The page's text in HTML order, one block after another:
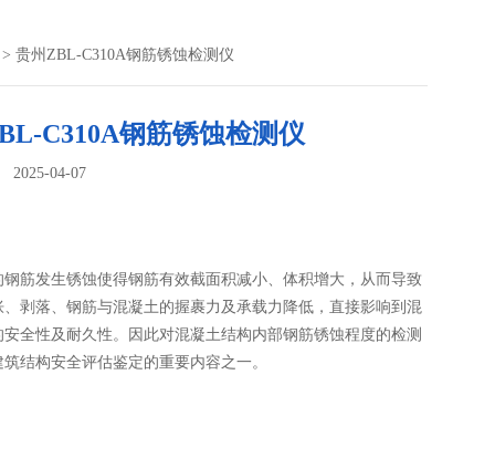
> 贵州ZBL-C310A钢筋锈蚀检测仪
C310A钢筋锈蚀检测仪
2025-04-07
钢筋发生锈蚀使得钢筋有效截面积减小、体积增大，从而导致
、剥落、钢筋与混凝土的握裹力及承载力降低，直接影响到混
全性及耐久性。因此对混凝土结构内部钢筋锈蚀程度的检测
结构安全评估鉴定的重要内容之一。